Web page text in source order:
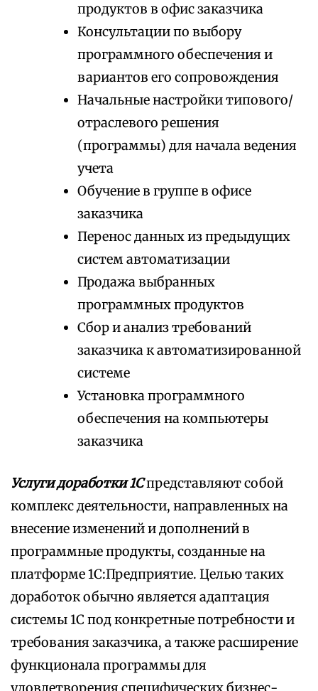
продуктов в офис заказчика
Консультации по выбору
программного обеспечения и
вариантов его сопровождения
Начальные настройки типового/
отраслевого решения
(программы) для начала ведения
учета
Обучение в группе в офисе
заказчика
Перенос данных из предыдущих
систем автоматизации
Продажа выбранных
программных продуктов
Сбор и анализ требований
заказчика к автоматизированной
системе
Установка программного
обеспечения на компьютеры
заказчика
Услуги доработки 1Спредставляют собой
комплекс деятельности, направленных на
внесение изменений и дополнений в
программные продукты, созданные на
платформе 1С:Предприятие. Целью таких
доработок обычно является адаптация
системы 1С под конкретные потребности и
требования заказчика, а также расширение
функционала программы для